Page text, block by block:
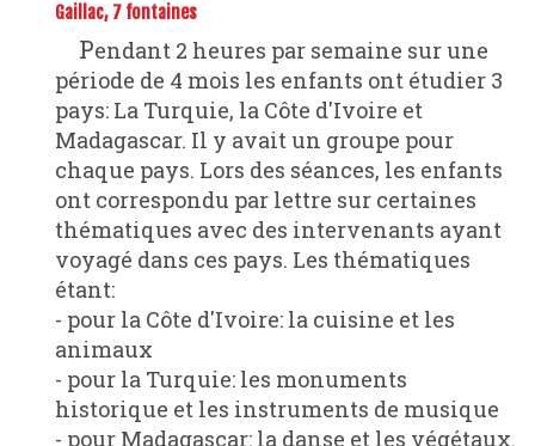
Gaillac, 7 fontaines
Pendant 2 heures par semaine sur une
période de 4 mois les enfants ont étudier 3
pays: La Turquie, la Côte d'Ivoire et
Madagascar. Il y avait un groupe pour
chaque pays. Lors des séances, les enfants
ont correspondu par lettre sur certaines
thématiques avec des intervenants ayant
voyagé dans ces pays. Les thématiques
étant:
- pour la Côte d'Ivoire: la cuisine et les
animaux
- pour la Turquie: les monuments
historique et les instruments de musique
- pour Madagascar: la danse et les végétaux.